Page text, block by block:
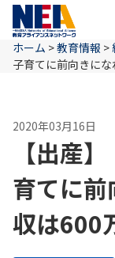
ホーム
NEAとは
教育情報
ホーム >教育情報 >
子育てに前向きに
2020年03月16日
【出産
育てに
収は600